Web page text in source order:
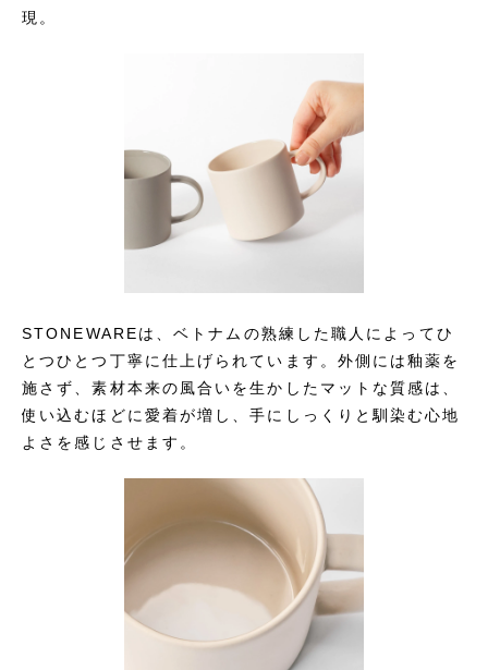
現。
STONEWAREは、ベトナムの熟練した職人によってひ
とつひとつ丁寧に仕上げられています。外側には釉薬を
施さず、素材本来の風合いを生かしたマットな質感は、
使い込むほどに愛着が増し、手にしっくりと馴染む心地
よさを感じさせます。